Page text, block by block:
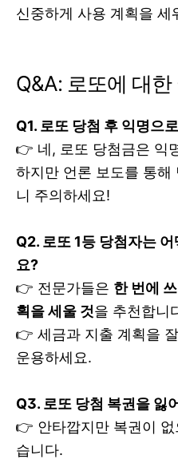
신중하게 사용 계획을 세
Q&A: 로또에 대
Q1. 로또 당첨 후 익명으
👉 네, 로또 당첨금은 익
하지만 언론 보도를 통해
니 주의하세요!
Q2. 로또 1등 당첨자는
요?
👉 전문가들은 한 번에
획을 세울 것을 추천합니
👉 세금과 지출 계획을
운용하세요.
Q3. 로또 당첨 복권을 잃
👉 안타깝지만 복권이
습니다.